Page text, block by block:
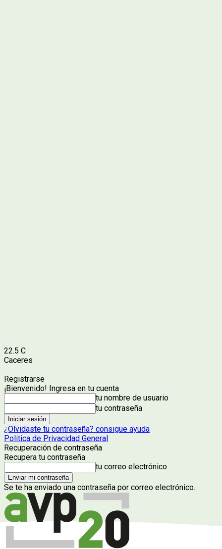
22.5 C
Caceres
Registrarse
¡Bienvenido! Ingresa en tu cuenta
tu nombre de usuario
tu contraseña
¿Olvidaste tu contraseña? consigue ayuda
Politica de Privacidad General
Recuperación de contraseña
Recupera tu contraseña
tu correo electrónico
Se te ha enviado una contraseña por correo electrónico.